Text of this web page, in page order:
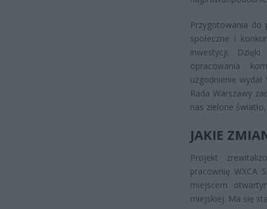
Przygotowania do
społeczne i
inwestycji.
opracowania
uzgodnienie
Rada Warszawy
nas zielone
JAKIE
Projekt
pracownię WXCA
miejscem
miejskiej. Ma się